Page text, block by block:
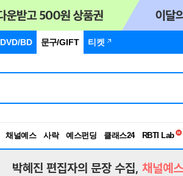
DVD/BD 문구/GIFT 티켓
채널예스 사락 예스펀딩 클래스24
독서유형검사
박혜진 편집자의 문장 수집, 채널예